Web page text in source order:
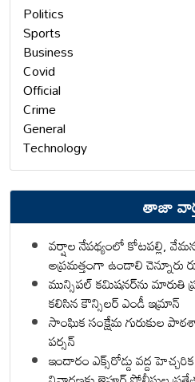
Politics
Sports
Business
Covid
Official
Crime
General
Technology
తాజా
వర్షాల నేపథ్యంలో కోటపల్లి,
అప్రమత్తంగా ఉండాలి చెన్నూరు
మున్సిపల్ కమిషనర్‌ను మారుతి
కలిసిన కౌన్సిలర్ ఎండీ ఇమ్రాన్ ​
సాంఘిక సంక్షేమ గురుకుల
పర్సన్
ఇందారం ఎక్స్‌రోడ్డు వద్ద